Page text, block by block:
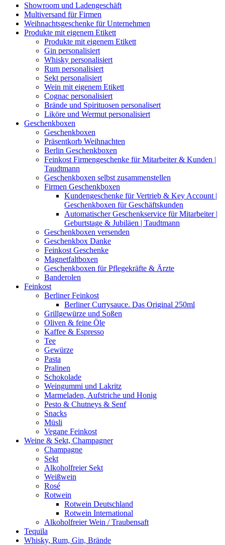
Showroom und Ladengeschäft
Multiversand für Firmen
Weihnachtsgeschenke für Unternehmen
Produkte mit eigenem Etikett
Produkte mit eigenem Etikett
Gin personalisiert
Whisky personalisiert
Rum personalisiert
Sekt personalisiert
Wein mit eigenem Etikett
Cognac personalisiert
Brände und Spirituosen personalisert
Liköre und Wermut personalisiert
Geschenkboxen
Geschenkboxen
Präsentkorb Weihnachten
Berlin Geschenkboxen
Feinkost Firmengeschenke für Mitarbeiter & Kunden |
Taudtmann
Geschenkboxen selbst zusammenstellen
Firmen Geschenkboxen
Kundengeschenke für Vertrieb & Key Account |
Geschenkboxen für Geschäftskunden
Automatischer Geschenkservice für Mitarbeiter |
Geburtstage & Jubiläen | Taudtmann
Geschenkboxen versenden
Geschenkbox Danke
Feinkost Geschenke
Magnetfaltboxen
Geschenkboxen für Pflegekräfte & Ärzte
Banderolen
Feinkost
Berliner Feinkost
Berliner Currysauce. Das Original 250ml
Grillgewürze und Soßen
Oliven & feine Öle
Kaffee & Espresso
Tee
Gewürze
Pasta
Pralinen
Schokolade
Weingummi und Lakritz
Marmeladen, Aufstriche und Honig
Pesto & Chutneys & Senf
Snacks
Müsli
Vegane Feinkost
Weine & Sekt, Champagner
Champagne
Sekt
Alkoholfreier Sekt
Weißwein
Rosé
Rotwein
Rotwein Deutschland
Rotwein International
Alkoholfreier Wein / Traubensaft
Tequila
Whisky, Rum, Gin, Brände